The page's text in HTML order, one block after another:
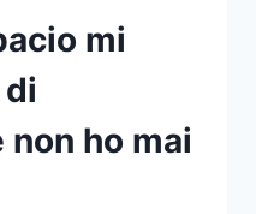
mi
ho mai